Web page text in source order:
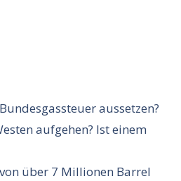
aussetzen?
aufgehen? Ist einem
über 7 Millionen Barrel